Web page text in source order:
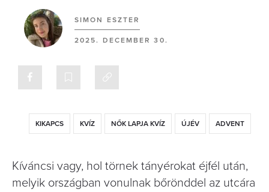
SIMON ESZTER
2025. DECEMBER 30.
KIKAPCS KVÍZ NŐK LAPJA KVÍZ ÚJÉV ADVENT
Kíváncsi vagy, hol törnek tányérokat éjfél után,
melyik országban vonulnak bőrönddel az utcára